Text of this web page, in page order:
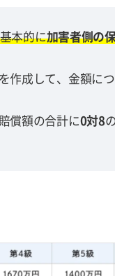
本的に加害者側の
作成して、金額に
償額の合計に0対8